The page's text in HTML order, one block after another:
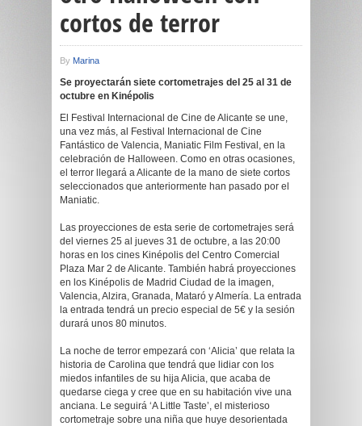
cortos de terror
By Marina
Se proyectarán siete cortometrajes del 25 al 31 de
octubre en Kinépolis
El Festival Internacional de Cine de Alicante se une,
una vez más, al Festival Internacional de Cine
Fantástico de Valencia, Maniatic Film Festival, en la
celebración de Halloween. Como en otras ocasiones,
el terror llegará a Alicante de la mano de siete cortos
seleccionados que anteriormente han pasado por el
Maniatic.
Las proyecciones de esta serie de cortometrajes será
del viernes 25 al jueves 31 de octubre, a las 20:00
horas en los cines Kinépolis del Centro Comercial
Plaza Mar 2 de Alicante. También habrá proyecciones
en los Kinépolis de Madrid Ciudad de la imagen,
Valencia, Alzira, Granada, Mataró y Almería. La entrada
la entrada tendrá un precio especial de 5€ y la sesión
durará unos 80 minutos.
La noche de terror empezará con ‘Alicia’ que relata la
historia de Carolina que tendrá que lidiar con los
miedos infantiles de su hija Alicia, que acaba de
quedarse ciega y cree que en su habitación vive una
anciana. Le seguirá ‘A Little Taste’, el misterioso
cortometraje sobre una niña que huye desorientada